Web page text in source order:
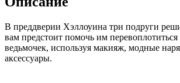
В преддверии Хэллоуина три подруги
вам предстоит помочь им
ведьмочек, используя макияж, модные
аксессуары.